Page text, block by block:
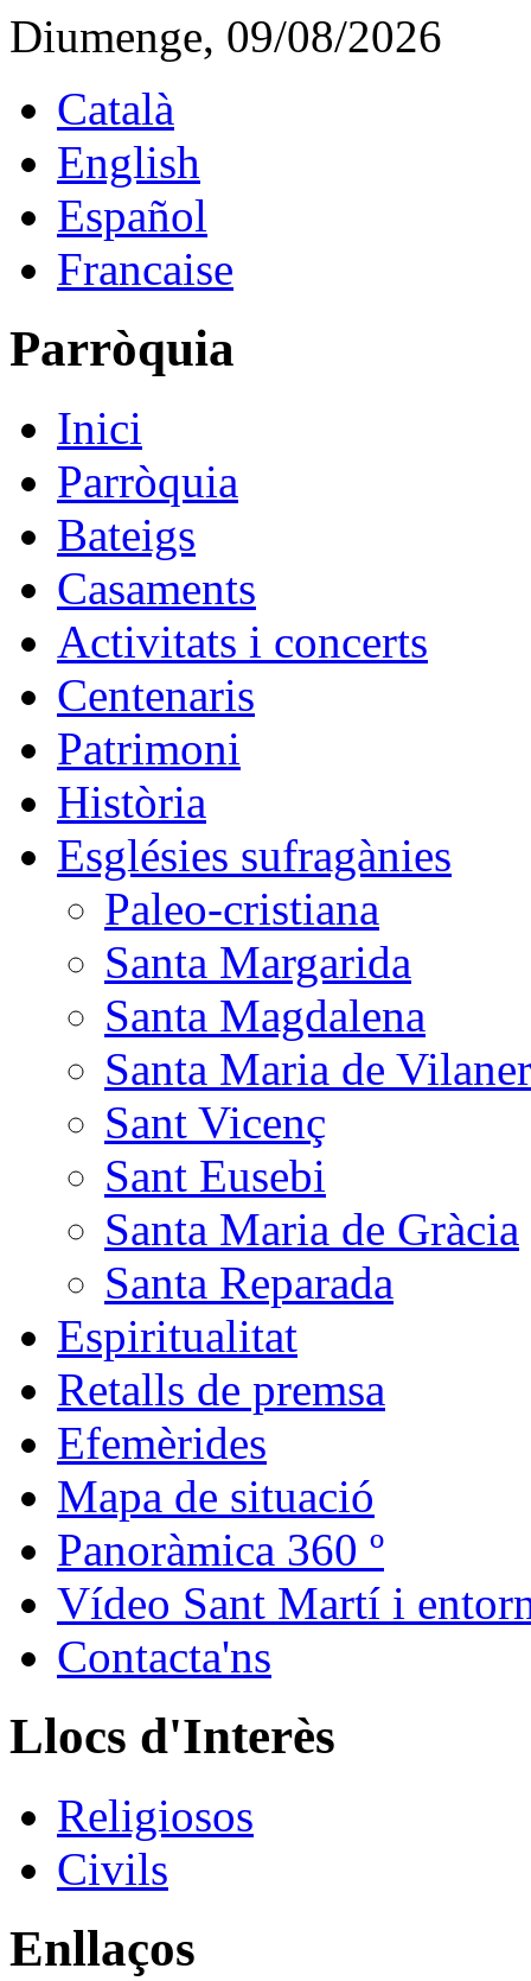
Diumenge, 09/08/2026
Català
English
Español
Francaise
Parròquia
Inici
Parròquia
Bateigs
Casaments
Activitats i concerts
Centenaris
Patrimoni
Història
Esglésies sufragànies
Paleo-cristiana
Santa Margarida
Santa Magdalena
Santa Maria de
Sant Vicenç
Sant Eusebi
Santa Maria de Gràcia
Santa Reparada
Espiritualitat
Retalls de premsa
Efemèrides
Mapa de situació
Panoràmica 360 º
Vídeo Sant Martí i
Contacta'ns
Llocs d'Interès
Religiosos
Civils
Enllaços